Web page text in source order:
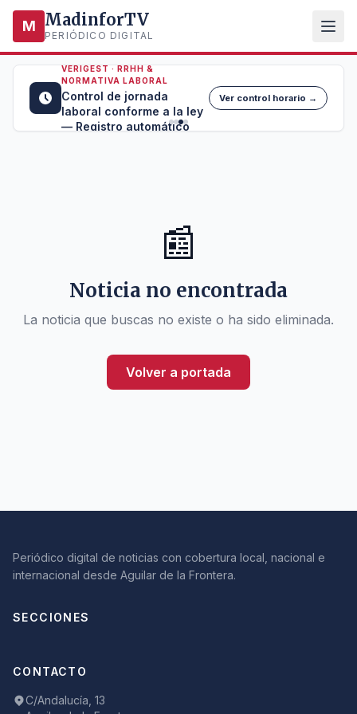
M MadinforTV
PERIÓDICO DIGITAL
VERIGEST · RRHH &
NORMATIVA LABORAL
Control de jornada
laboral conforme a la ley
— Registro automático
Ver control horario →
📰
Noticia no encontrada
La noticia que buscas no existe o ha sido eliminada.
Volver a portada
Periódico digital de noticias con cobertura local, nacional e
internacional desde Aguilar de la Frontera.
SECCIONES
CONTACTO
C/Andalucía, 13